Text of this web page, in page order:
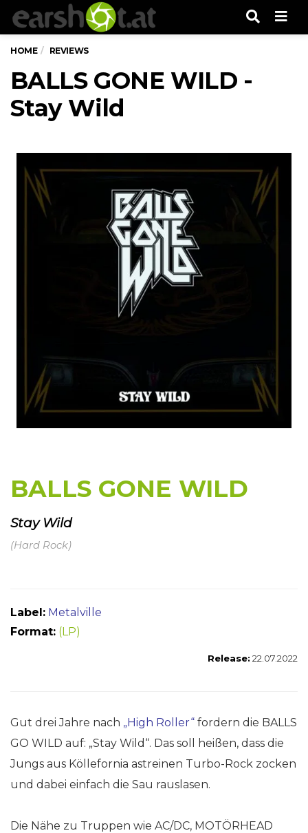
HOME REVIEWS
BALLS GONE WILD -
Stay Wild
BALLS GONE WILD
Stay Wild
(Hard Rock)
Label: Metalville
Format: (LP)
Release: 22.07.2022
Gut drei Jahre nach „High Roller“ fordern die BALLS
GO WILD auf: „Stay Wild“. Das soll heißen, dass die
Jungs aus Köllefornia astreinen Turbo-Rock zocken
und dabei einfach die Sau rauslasen.
Die Nähe zu Truppen wie AC/DC, MOTÖRHEAD